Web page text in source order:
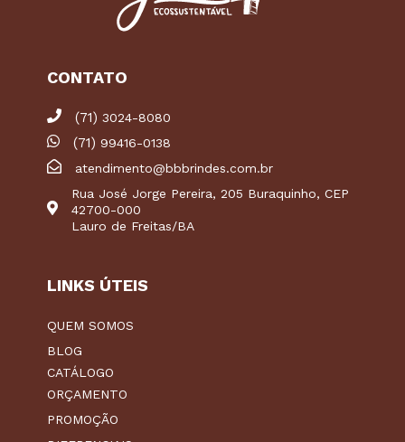
CONTATO
(71) 3024-8080
(71) 99416-0138
atendimento@bbbrindes.com.br
Rua José Jorge Pereira, 205 Buraquinho, CEP
42700-000
Lauro de Freitas/BA
LINKS ÚTEIS
QUEM SOMOS
BLOG
CATÁLOGO
ORÇAMENTO
PROMOÇÃO